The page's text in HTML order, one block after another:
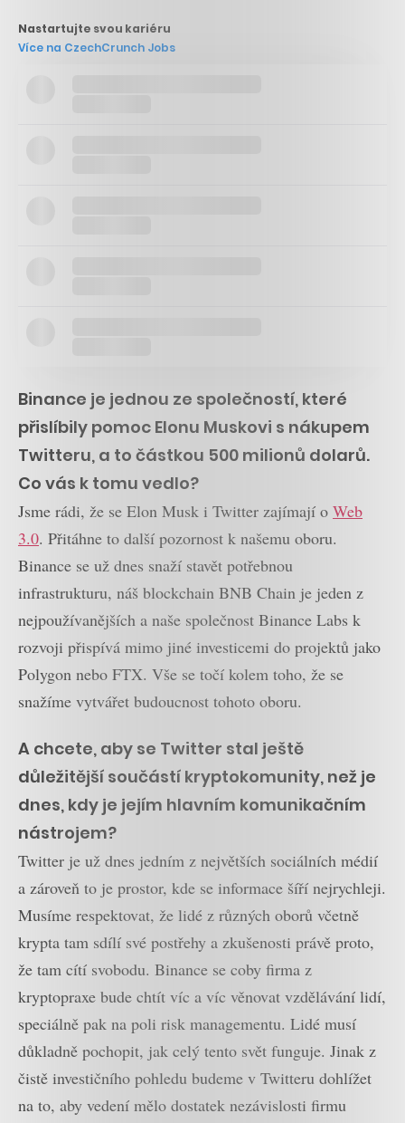
Nastartujte svou kariéru
Více na CzechCrunch Jobs
Binance je jednou ze společností, které
přislíbily pomoc Elonu Muskovi s nákupem
Twitteru, a to částkou 500 milionů dolarů.
Co vás k tomu vedlo?
Jsme rádi, že se Elon Musk i Twitter zajímají o Web
3.0. Přitáhne to další pozornost k našemu oboru.
Binance se už dnes snaží stavět potřebnou
infrastrukturu, náš blockchain BNB Chain je jeden z
nejpoužívanějších a naše společnost Binance Labs k
rozvoji přispívá mimo jiné investicemi do projektů jako
Polygon nebo FTX. Vše se točí kolem toho, že se
snažíme vytvářet budoucnost tohoto oboru.
A chcete, aby se Twitter stal ještě
důležitější součástí kryptokomunity, než je
dnes, kdy je jejím hlavním komunikačním
nástrojem?
Twitter je už dnes jedním z největších sociálních médií
a zároveň to je prostor, kde se informace šíří nejrychleji.
Musíme respektovat, že lidé z různých oborů včetně
krypta tam sdílí své postřehy a zkušenosti právě proto,
že tam cítí svobodu. Binance se coby firma z
kryptopraxe bude chtít víc a víc věnovat vzdělávání lidí,
speciálně pak na poli risk managementu. Lidé musí
důkladně pochopit, jak celý tento svět funguje. Jinak z
čistě investičního pohledu budeme v Twitteru dohlížet
na to, aby vedení mělo dostatek nezávislosti firmu